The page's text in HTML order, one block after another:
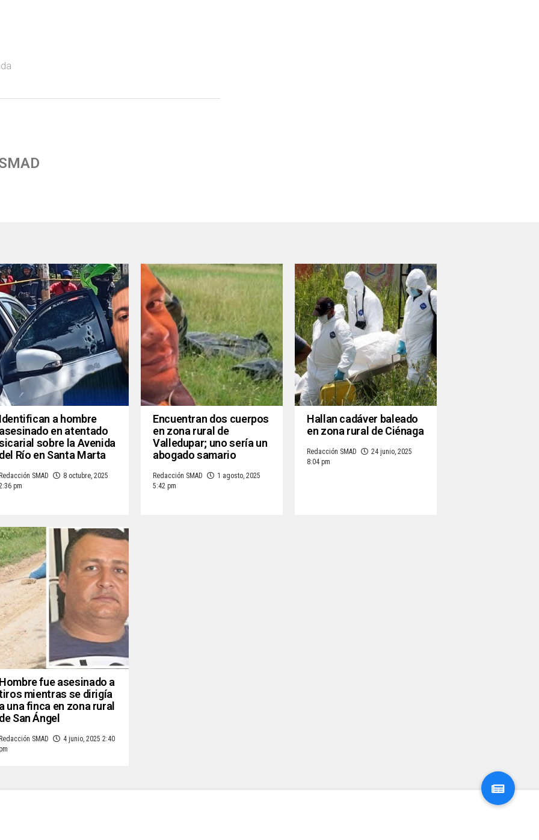
Identifican a hombre
asesinado en atentado
sobre la Avenida
del Río en Santa Marta
Redacción SMAD
8 octubre, 2025
pm
Encuentran dos cuerpos
en zona rural de
Valledupar; uno sería un
abogado samario
Redacción SMAD
1 agosto, 2025
5:42 pm
Hallan cadáver baleado
en zona rural de Ciénaga
Redacción SMAD
24 junio, 2025
8:04 pm
Hombre fue asesinado a
mientras se dirigía
a una finca en zona rural
de San Ángel
Redacción SMAD
4 junio, 2025 2:40
pm